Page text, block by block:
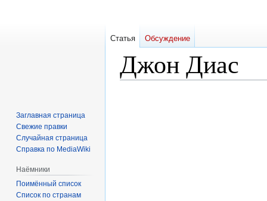
Джон Диас
Статья Обсуждение
Заглавная страница
Свежие правки
Случайная страница
Справка по MediaWiki
Наёмники
Поимённый список
Список по странам